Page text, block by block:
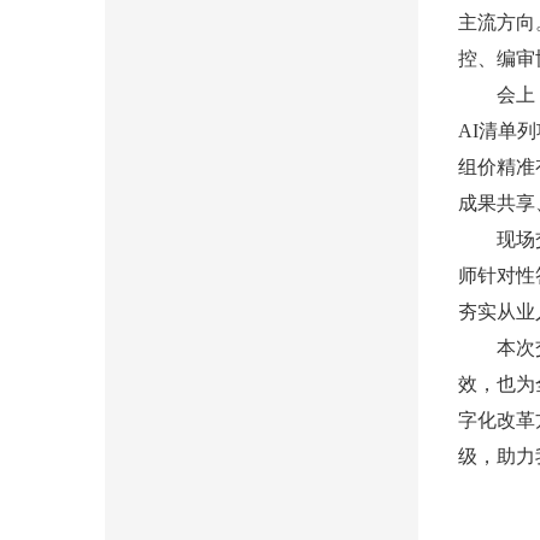
主流方
控、编审
会上，
AI清单
组价精准
成果共
现场交
师针对
夯实从
本次交
效，也为
字化改革
级，助力